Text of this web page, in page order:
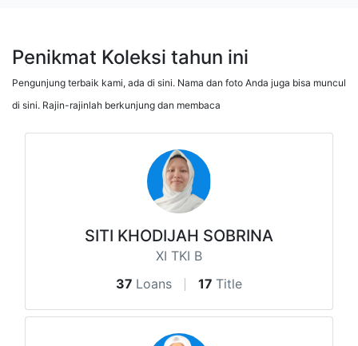
Penikmat Koleksi tahun ini
Pengunjung terbaik kami, ada di sini. Nama dan foto Anda juga bisa muncul
di sini. Rajin-rajinlah berkunjung dan membaca
SITI KHODIJAH SOBRINA
XI TKI B
37 Loans 17 Title